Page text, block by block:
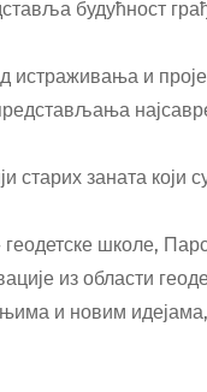
будућност
истраживања и
заната који
школе,
из области
и новим